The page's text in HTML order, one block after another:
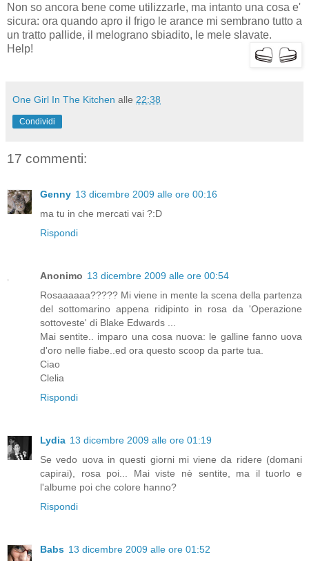
Non so ancora bene come utilizzarle, ma intanto una cosa e'
sicura: ora quando apro il frigo le arance mi sembrano tutto a
un tratto pallide, il melograno sbiadito, le mele slavate.
Help!
One Girl In The Kitchen alle 22:38
Condividi
17 commenti:
Genny 13 dicembre 2009 alle ore 00:16
ma tu in che mercati vai ?:D
Rispondi
Anonimo 13 dicembre 2009 alle ore 00:54
Rosaaaaaa????? Mi viene in mente la scena della partenza
del sottomarino appena ridipinto in rosa da 'Operazione
sottoveste' di Blake Edwards ...
Mai sentite.. imparo una cosa nuova: le galline fanno uova
d'oro nelle fiabe..ed ora questo scoop da parte tua.
Ciao
Clelia
Rispondi
Lydia 13 dicembre 2009 alle ore 01:19
Se vedo uova in questi giorni mi viene da ridere (domani
capirai), rosa poi... Mai viste nè sentite, ma il tuorlo e
l'albume poi che colore hanno?
Rispondi
Babs 13 dicembre 2009 alle ore 01:52